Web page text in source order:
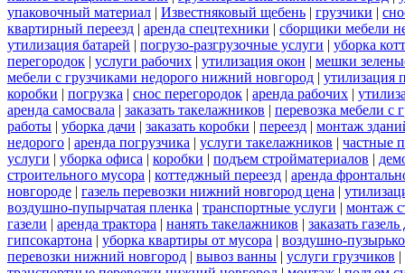
упаковочный материал | Известняковый щебень | грузчики |
квартирный переезд | аренда спецтехники | сборщики мебели
утилизация батарей | погрузо-разгрузочные услуги | уборка
перегородок | услуги рабочих | утилизация окон | мешки
мебели с грузчиками недорого нижний новгород | утилизация
коробки | погрузка | снос перегородок | аренда рабочих |
аренда самосвала | заказать такелажников | перевозка мебели с
работы | уборка дачи | заказать коробки | переезд | монтаж
недорого | аренда погрузчика | услуги такелажников | частные
услуги | уборка офиса | коробки | подъем стройматериалов |
строительного мусора | коттеджный переезд | аренда
новгороде | газель перевозки нижний новгород цена |
воздушно-пупырчатая пленка | транспортные услуги | монтаж
газели | аренда трактора | нанять такелажников | заказать
гипсокартона | уборка квартиры от мусора | воздушно-
перевозки нижний новгород | вывоз ванны | услуги грузчиков |